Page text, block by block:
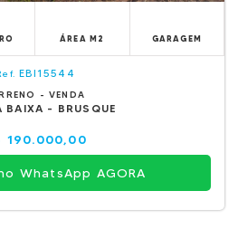
ÁREA M2 GARAGEM
EBI15544
- VENDA
BAIXA - BRUSQUE
190.000,00
WhatsApp AGORA